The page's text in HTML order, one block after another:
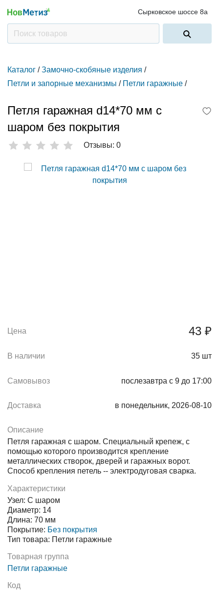
Сырковское шоссе 8а
Каталог / Замочно-скобяные изделия /
Петли и запорные механизмы / Петли гаражные /
Петля гаражная d14*70 мм с
шаром без покрытия
Отзывы: 0
Цена 43 ₽
В наличии 35 шт
Самовывоз послезавтра с 9 до 17:00
Доставка в понедельник, 2026-08-10
Описание
Петля гаражная с шаром. Специальный крепеж, с
помощью которого производится крепление
металлических створок, дверей и гаражных ворот.
Способ крепления петель -- электродуговая сварка.
Характеристики
Узел: С шаром
Диаметр: 14
Длина: 70 мм
Покрытие: Без покрытия
Тип товара: Петли гаражные
Товарная группа
Петли гаражные
Код